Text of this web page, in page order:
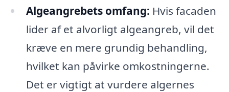
Algeangrebets omfang: Hvis facaden
lider af et alvorligt algeangreb, vil det
kræve en mere grundig behandling,
hvilket kan påvirke omkostningerne.
Det er vigtigt at vurdere algernes